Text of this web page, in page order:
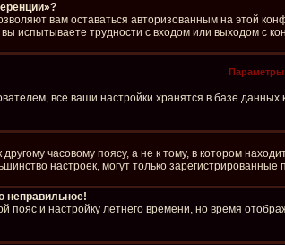
вам оставаться авторизованным на этой
испытываете трудности с входом или выходом с
Параметры
все ваши настройки хранятся в базе
часовому поясу, а не к тому, в котором
настроек, могут только
неправильное!
пояс и настройку летнего времени, но время